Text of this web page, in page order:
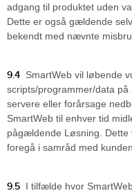
adgang til produktet uden
Dette er også gældende
bekendt med nævnte
9.4 SmartWeb vil løbende
scripts/programmer/data
servere eller forårsage
SmartWeb til enhver tid
pågældende Løsning. Dette
foregå i samråd med kunden.
9.5 I tilfælde hvor